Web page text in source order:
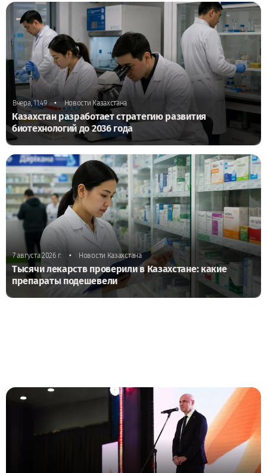
Вчера, 11:49 • Новости Казахстана
Казахстан разработает стратегию развития
биотехнологий до 2036 года
7 августа 2026 г. • Новости Казахстана
Тысячи лекарств проверили в Казахстане: какие
препараты подешевели